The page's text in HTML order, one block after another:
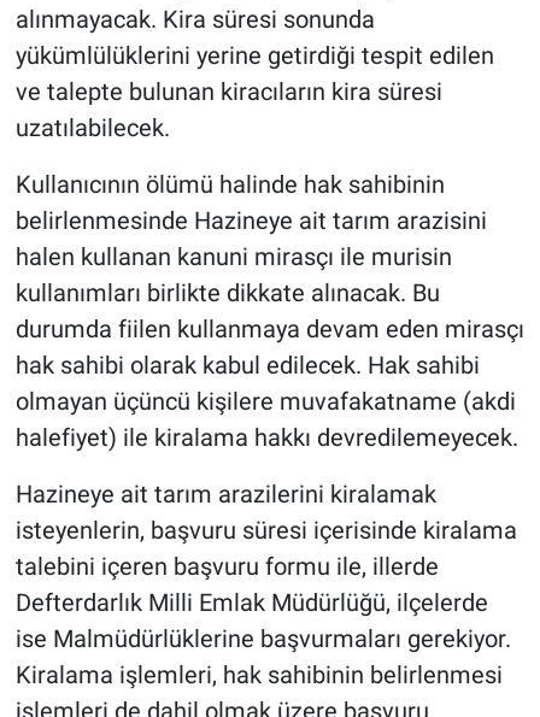
alınmayacak. Kira süresi sonunda
yükümlülüklerini yerine getirdiği tespit edilen
ve talepte bulunan kiracıların kira süresi
uzatılabilecek.
Kullanıcının ölümü halinde hak sahibinin
belirlenmesinde Hazineye ait tarım arazisini
halen kullanan kanuni mirasçı ile murisin
kullanımları birlikte dikkate alınacak. Bu
durumda fiilen kullanmaya devam eden mirasçı
hak sahibi olarak kabul edilecek. Hak sahibi
olmayan üçüncü kişilere muvafakatname (akdi
halefiyet) ile kiralama hakkı devredilemeyecek.
Hazineye ait tarım arazilerini kiralamak
isteyenlerin, başvuru süresi içerisinde kiralama
talebini içeren başvuru formu ile, illerde
Defterdarlık Milli Emlak Müdürlüğü, ilçelerde
ise Malmüdürlüklerine başvurmaları gerekiyor.
Kiralama işlemleri, hak sahibinin belirlenmesi